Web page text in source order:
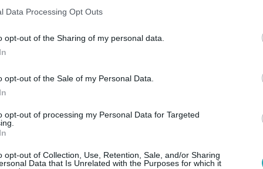
Data Processing Opt Outs
opt-out of the Sharing of my personal data.
opt-out of the Sale of my Personal Data.
opt-out of processing my Personal Data for Targeted
opt-out of Collection, Use, Retention, Sale, and/or Sharing
Data that Is Unrelated with the Purposes for which it
Soma közös Gyilkos-kalandja a végéhez ért,
Nyomozója kiszemelte
ráhibázik?
újabb Gyilkosra vetette ki hálóját Az Árulók – Gyilkosság a